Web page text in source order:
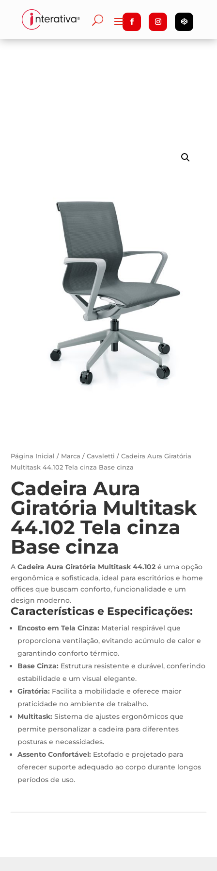
Página Inicial / Marca /Cavaletti / Cadeira Aura Giratória
Multitask 44.102 Tela cinza Base cinza
Cadeira Aura
Giratória Multitask
44.102 Tela cinza
Base cinza
ACadeira Aura Giratória Multitask 44.102 é uma opção
ergonômica e sofisticada, ideal para escritórios e home
offices que buscam conforto, funcionalidade e um
design moderno.
Características e Especificações:
Encosto em Tela Cinza: Material respirável que
proporciona ventilação, evitando acúmulo de calor e
garantindo conforto térmico.
Base Cinza: Estrutura resistente e durável, conferindo
estabilidade e um visual elegante.
Giratória: Facilita a mobilidade e oferece maior
praticidade no ambiente de trabalho.
Multitask: Sistema de ajustes ergonômicos que
permite personalizar a cadeira para diferentes
posturas e necessidades.
Assento Confortável: Estofado e projetado para
oferecer suporte adequado ao corpo durante longos
períodos de uso.